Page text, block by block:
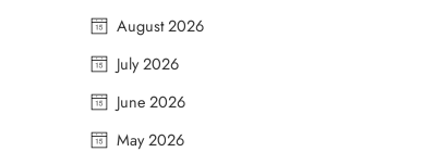
August 2026
July 2026
June 2026
May 2026